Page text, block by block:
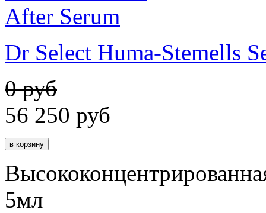
Dr Select Huma-Stemells
0 руб
56 250 руб
5мл